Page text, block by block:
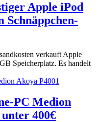
Apple iPod
Schnäppchen-
verkauft Apple
Speicherplatz. Es handelt
PC Medion
400€